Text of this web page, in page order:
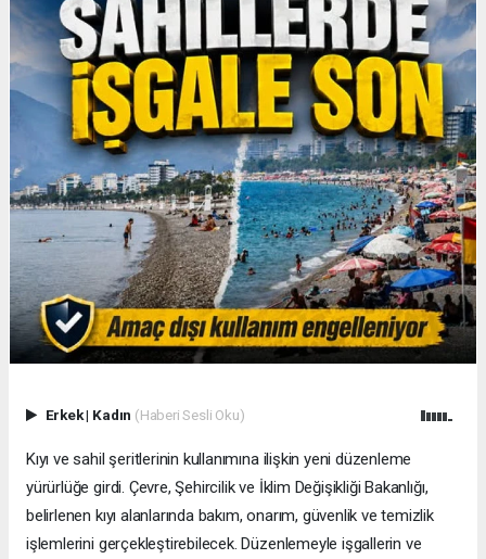
Erkek| Kadın (Haberi Sesli Oku)
Kıyı ve sahil şeritlerinin kullanımına ilişkin yeni düzenleme
yürürlüğe girdi. Çevre, Şehircilik ve İklim Değişikliği Bakanlığı,
belirlenen kıyı alanlarında bakım, onarım, güvenlik ve temizlik
işlemlerini gerçekleştirebilecek. Düzenlemeyle işgallerin ve